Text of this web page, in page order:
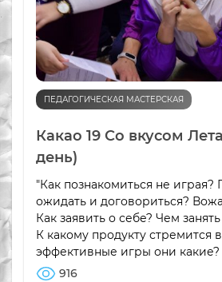
ПЕДАГОГИЧЕСКАЯ МАСТЕРСКАЯ
Какао 19 Со вкусом
день)
"Как познакомиться не играя?
ожидать и договориться?
Как заявить о себе? Чем
К какому продукту стремится
эффективные игры они какие?
916